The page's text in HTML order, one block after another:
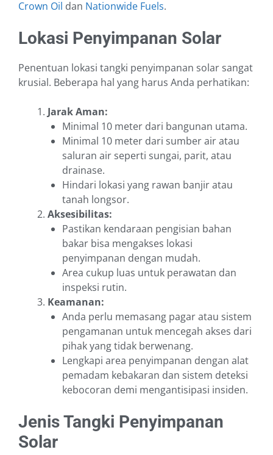
Crown Oil dan Nationwide Fuels.
Lokasi Penyimpanan Solar
Penentuan lokasi tangki penyimpanan solar sangat
krusial. Beberapa hal yang harus Anda perhatikan:
Jarak Aman:
Minimal 10 meter dari bangunan utama.
Minimal 10 meter dari sumber air atau
saluran air seperti sungai, parit, atau
drainase.
Hindari lokasi yang rawan banjir atau
tanah longsor.
Aksesibilitas:
Pastikan kendaraan pengisian bahan
bakar bisa mengakses lokasi
penyimpanan dengan mudah.
Area cukup luas untuk perawatan dan
inspeksi rutin.
Keamanan:
Anda perlu memasang pagar atau sistem
pengamanan untuk mencegah akses dari
pihak yang tidak berwenang.
Lengkapi area penyimpanan dengan alat
pemadam kebakaran dan sistem deteksi
kebocoran demi mengantisipasi insiden.
Jenis Tangki Penyimpanan
Solar